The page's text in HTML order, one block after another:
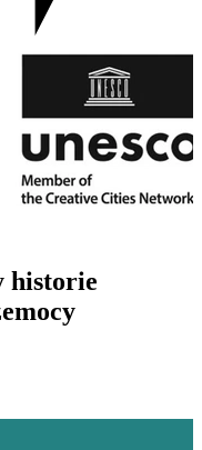
historie